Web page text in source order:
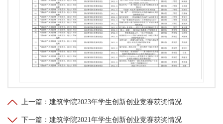
上一篇： 建筑学院2023年学生创新创业竞赛获奖情况
下一篇： 建筑学院2021年学生创新创业竞赛获奖情况